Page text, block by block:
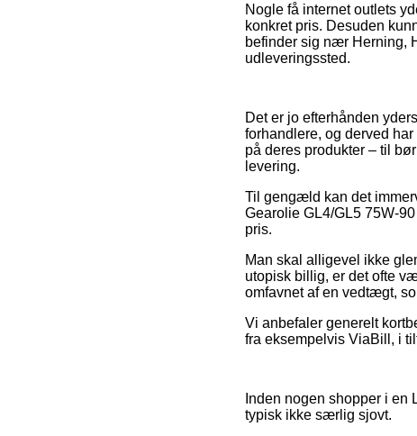
Nogle få internet outlets
konkret pris. Desuden
befinder sig nær Herning,
udleveringssted.
Det er jo efterhånden
forhandlere, og derved
på deres produkter – til
levering.
Til gengæld kan det
Gearolie GL4/GL5 75W-
pris.
Man skal alligevel ikke
utopisk billig, er det ofte
omfavnet af en vedtægt,
Vi anbefaler generelt
fra eksempelvis ViaBill, i
Inden nogen shopper i
typisk ikke særlig sjovt.